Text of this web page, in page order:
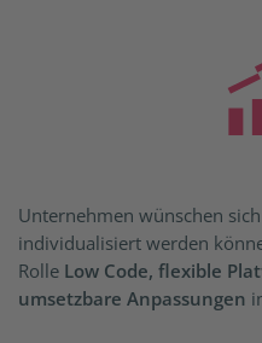
Unternehmen wünschen
individualisiert werden
Rolle Low Code, flexible
umsetzbare Anpassungen